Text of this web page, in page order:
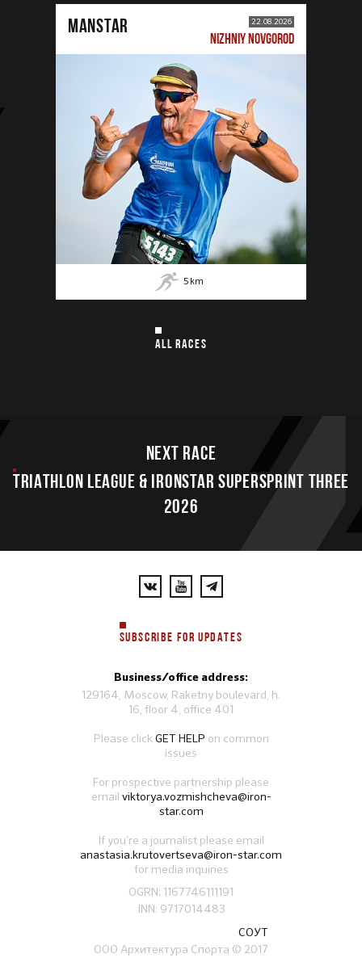
MANSTAR 22.08.2026
NIZHNIY NOVGOROD
5 km
ALL RACES
Next race
TRIATHLON LEAGUE & IRONSTAR SUPERSPRINT THREE
2026
SUBSCRIBE FOR UPDATES
Business/office address:
129164, Moscow, Raketny boulevard, h.
16, floor 4, office 401
Please clickGET HELP on common
issues
For prospective partnership please
email viktorya.vozmishcheva@iron-
star.com
If you’re a journalist please email
anastasia.krutovertseva@iron-star.com
for media inquiries
OGRN: 1167746111191
INN: 9717014483
СОУТ
ООО Архитектура Спорта © 2017